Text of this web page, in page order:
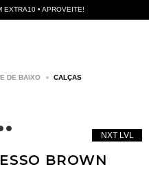
EXTRA10 • APROVEITE!
DE BAIXO CALÇAS
NXT LVL
BROWN